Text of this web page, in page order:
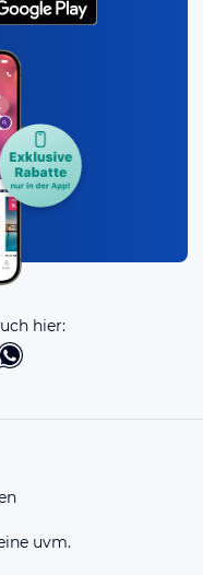
hier:
uvm.